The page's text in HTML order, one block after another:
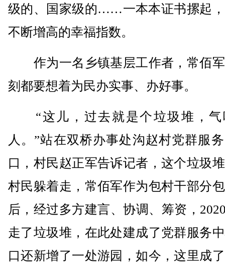
级的、国家级的……一本本证书摞起
不断增高的幸福指数。
作为一名乡镇基层工作者，常佰
刻都要想着为民办实事、办好事。
“这儿，过去就是个垃圾堆，气
人。”站在双桥办事处沟赵村党群服
口，村民赵正军告诉记者，这个垃圾
村民躲着走，常佰军作为包村干部分
后，经过多方建言、协调、筹资，
走了垃圾堆，在此处建成了党群服务
口还新增了一处游园，如今，这里成